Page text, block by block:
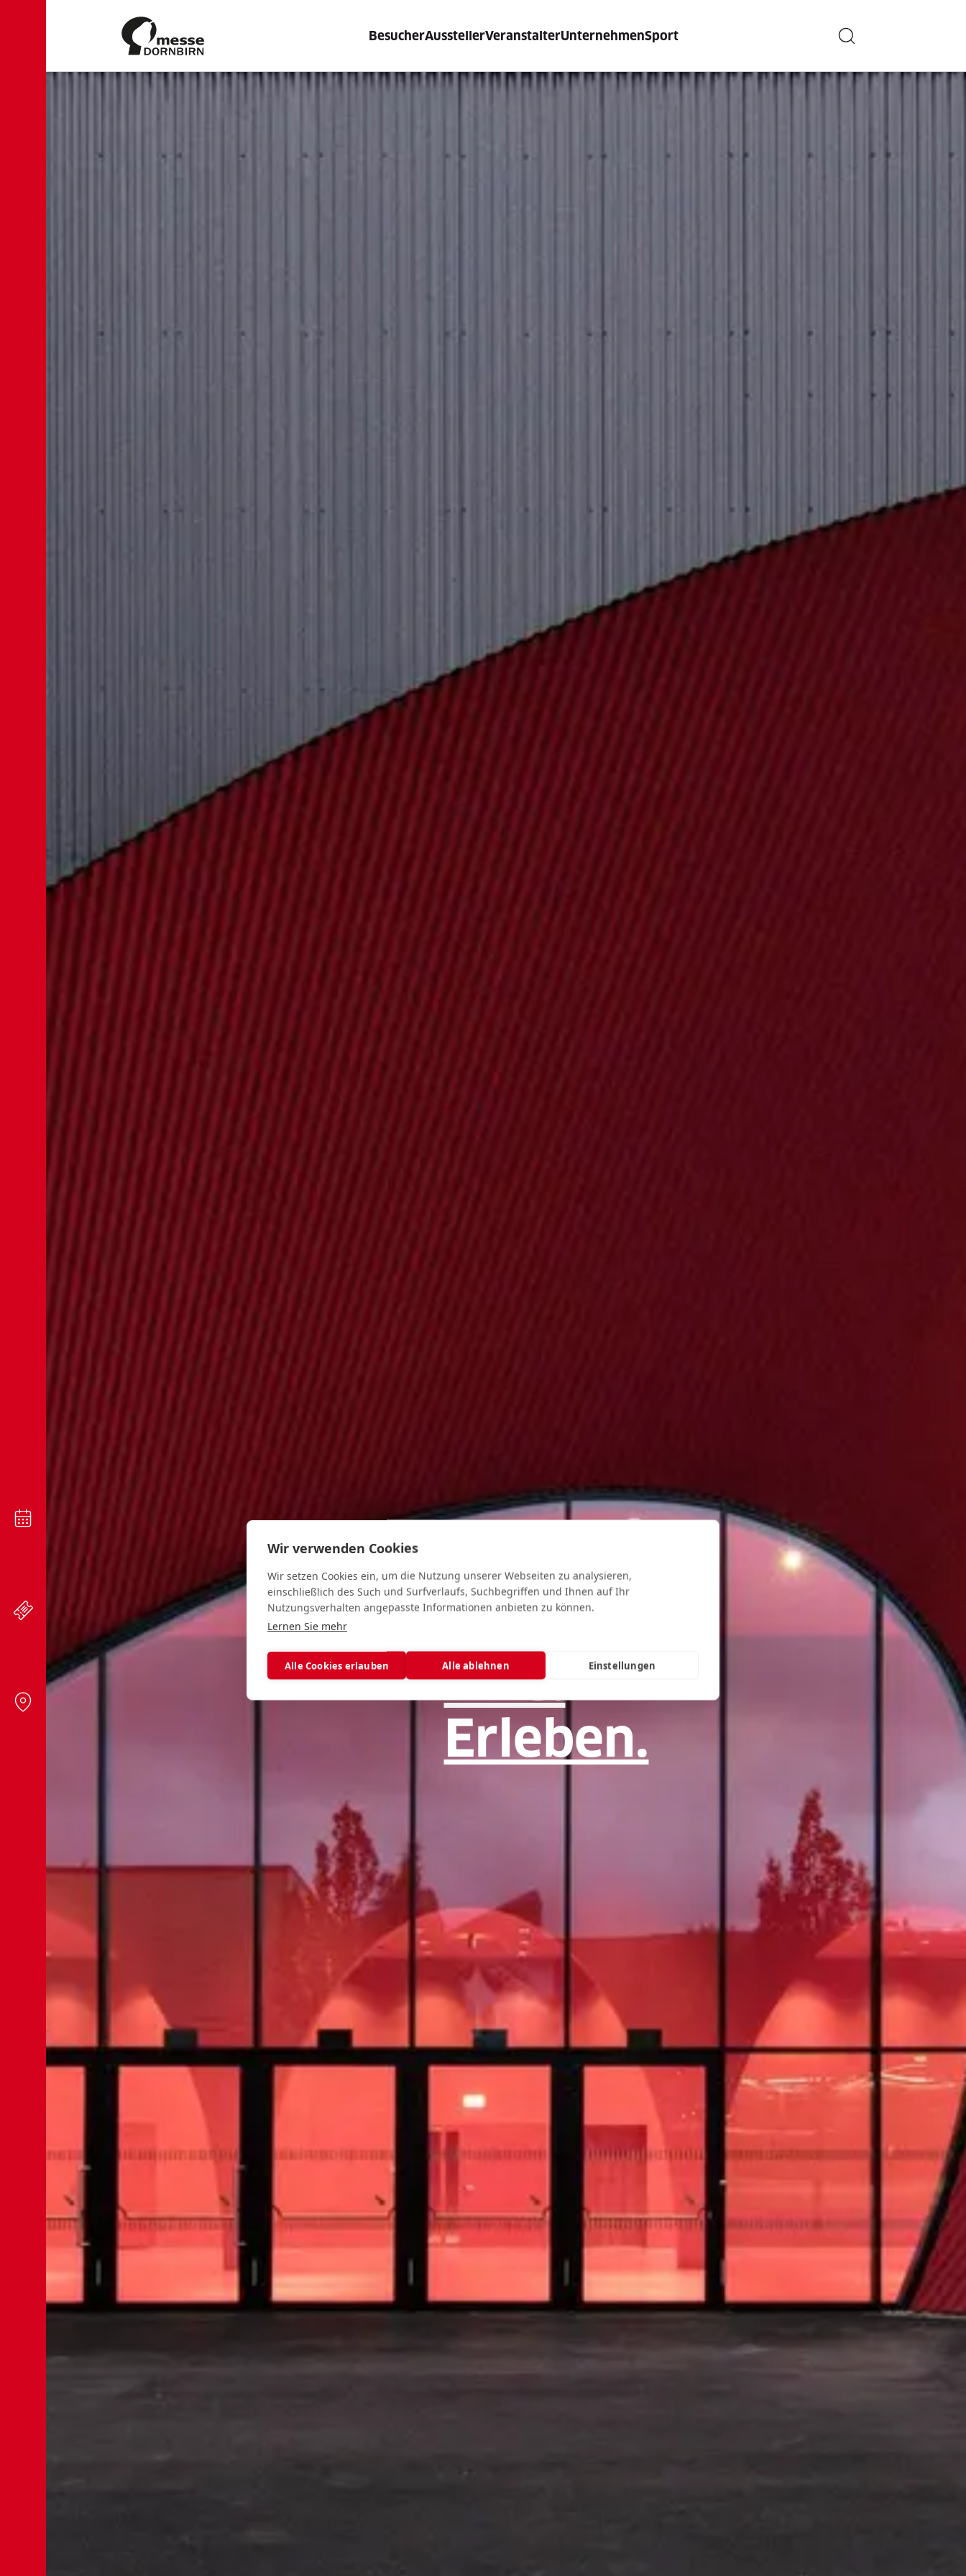
BesucherAusstellerVeranstalterUnternehmenSport
Märkte.
Live!
Erleben.
Wir verwenden Cookies
Wir setzen Cookies ein, um die Nutzung unserer Webseiten zu analysieren,
einschließlich des Such und Surfverlaufs, Suchbegriffen und Ihnen auf Ihr
Nutzungsverhalten angepasste Informationen anbieten zu können.
Lernen Sie mehr
Alle Cookies erlauben Alle ablehnen Einstellungen